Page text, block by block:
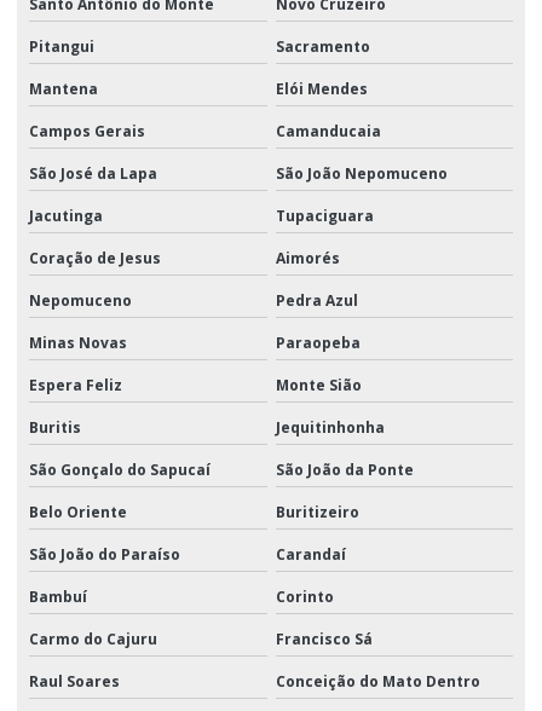
Santo Antônio do Monte Novo Cruzeiro
Pitangui Sacramento
Mantena Elói Mendes
Campos Gerais Camanducaia
São José da Lapa São João Nepomuceno
Jacutinga Tupaciguara
Coração de Jesus Aimorés
Nepomuceno Pedra Azul
Minas Novas Paraopeba
Espera Feliz Monte Sião
Buritis Jequitinhonha
São Gonçalo do Sapucaí São João da Ponte
Belo Oriente Buritizeiro
São João do Paraíso Carandaí
Bambuí Corinto
Carmo do Cajuru Francisco Sá
Raul Soares Conceição do Mato Dentro